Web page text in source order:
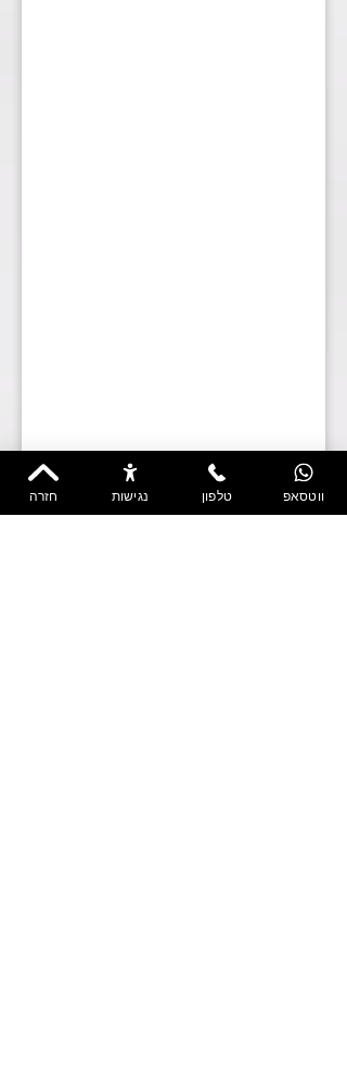
חזרה נגישות טלפון ווטסאפ